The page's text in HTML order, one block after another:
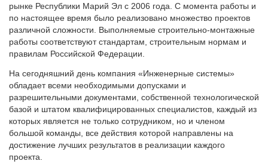
рынке Республики Марий Эл с 2006 года. С момента работы и
по настоящее время было реализовано множество проектов
различной сложности. Выполняемые строительно-монтажные
работы соответствуют стандартам, строительным нормам и
правилам Российской Федерации.
На сегодняшний день компания «Инженерные системы»
обладает всеми необходимыми допусками и
разрешительными документами, собственной технологической
базой и штатом квалифицированных специалистов, каждый из
которых является не только сотрудником, но и членом
большой команды, все действия которой направлены на
достижение лучших результатов в реализации каждого
проекта.